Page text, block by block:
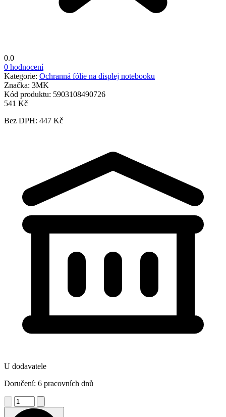
0.0
0 hodnocení
Kategorie: Ochranná fólie na displej notebooku
Značka: 3MK
Kód produktu: 5903108490726
541 Kč
Bez DPH: 447 Kč
U dodavatele
Doručení: 6 pracovních dnů